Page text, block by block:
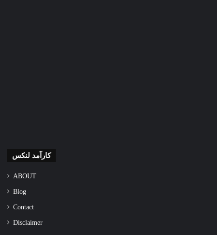
کارآمد لنکس
ABOUT
Blog
Contact
Disclaimer